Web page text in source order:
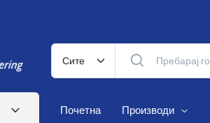
Почетна Производи